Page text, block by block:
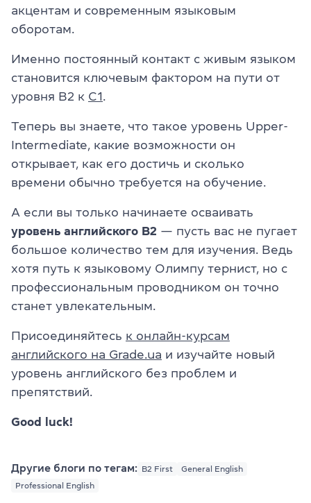
акцентам и современным языковым
оборотам.
Именно постоянный контакт с живым языком
становится ключевым фактором на пути от
уровня B2 к C1
Теперь вы знаете, что такое уровень Upper-
Intermediate, какие возможности он
открывает, как его достичь и сколько
времени обычно требуется на обучение.
А если вы только начинаете осваивать
уровень английского B2 — пусть вас не пугает
большое количество тем для изучения. Ведь
хотя путь к языковому Олимпу тернист, но с
профессиональным проводником он точно
станет увлекательным.
Присоединяйтесь к онлайн-курсам
английского на Grade.ua и изучайте новый
уровень английского без проблем и
препятствий.
Good luck!
Другие блоги по тегам: B2 First
General English
Professional English